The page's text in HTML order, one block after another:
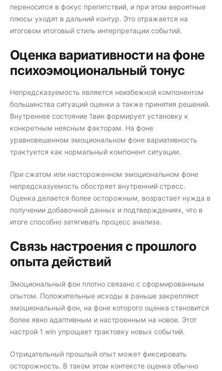
переносится в фокус препятствий, и при этом вероятные
плюсы уходят в дальний контур. Это отражается на
итоговом итоговый стиль интерпретации событий.
Оценка вариативности на фоне
психоэмоциональный тонус
Непредсказуемость является неизбежной компонентом
большинства ситуаций оценки а также принятия решений.
Внутреннее состояние 1вин формирует установку к
конкретным неясным факторам. На фоне
уравновешенном эмоциональном фоне вариативность
трактуется как нормальный компонент ситуации.
При сжатом или настороженном эмоциональном фоне
непредсказуемость обостряет внутренний стресс.
Оценка делается более осторожным, возрастает нужда в
получении добавочной данных и подтверждениях, что в
итоге способно затягивать процесс анализа.
Связь настроения с прошлого
опыта действий
Эмоциональный фон плотно связано с сформированным
опытом. Положительные исходы в раньше закрепляют
эмоциональный фон, на фоне которого оценка становится
более явно адаптивным и настроенным на новое. Этот
настрой 1 win упрощает трактовку новых событий.
Отрицательный прошлый опыт может фиксировать
осторожность. В таком этом контексте оценка обычно